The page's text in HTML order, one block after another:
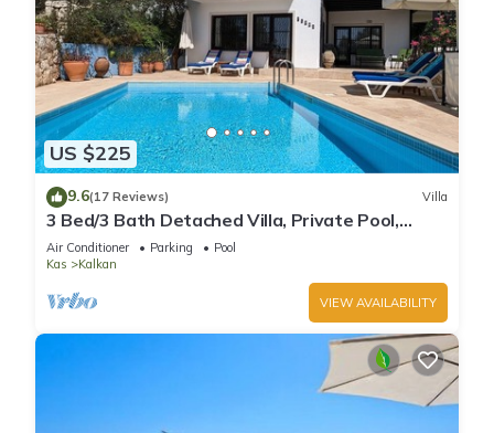
US $225
9.6(17 Reviews) Villa
3 Bed/3 Bath Detached Villa, Private Pool,
Fantastic Views, 5 min walk to town
Air Conditioner Parking
Pool
Kas
Kalkan
VIEW AVAILABILITY